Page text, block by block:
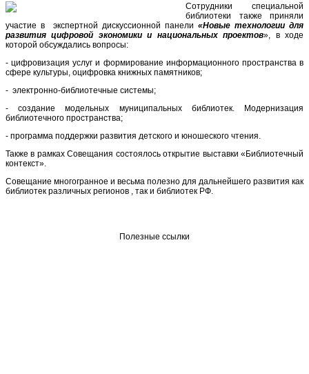
Сотрудники специальной
библиотеки также приняли
участие в экспертной дискуссионной панели «Новые технологии для
развития цифровой экономики и национальных проектов», в ходе
которой обсуждались вопросы:
- цифровизация услуг и формирование информационного пространства в
сфере культуры, оцифровка книжных памятников;
- электронно-библиотечные системы;
- создание модельных муниципальных библиотек. Модернизация
библиотечного пространства;
- программа поддержки развития детского и юношеского чтения.
Также в рамках Совещания состоялось открытие выставки «Библиотечный
контекст».
Совещание многогранное и весьма полезно для дальнейшего развития как
библиотек различных регионов , так и библиотек РФ.
Полезные ссылки